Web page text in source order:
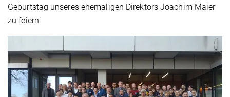
Geburtstag unseres ehemaligen Direktors Joachim Maier
zu feiern.